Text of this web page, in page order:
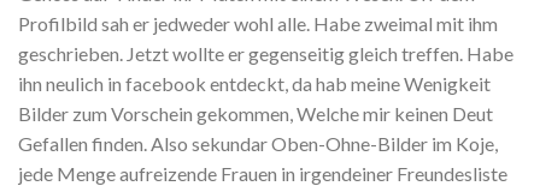
Profilbild sah er jedweder wohl alle. Habe zweimal mit ihm
geschrieben. Jetzt wollte er gegenseitig gleich treffen. Habe
ihn neulich in facebook entdeckt, da hab meine Wenigkeit
Bilder zum Vorschein gekommen, Welche mir keinen Deut
Gefallen finden. Also sekundar Oben-Ohne-Bilder im Koje,
jede Menge aufreizende Frauen in irgendeiner Freundesliste